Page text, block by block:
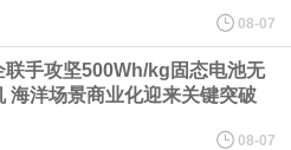
。特朗普在社交媒体上发帖称，一些媒体有关
缺问题发生冲突的报道是“完全没有根据的谣
08-07
联手攻坚500Wh/kg固态电池无
海洋场景商业化迎来关键突破
08-07